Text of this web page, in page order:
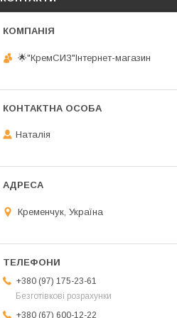
🌟"КремСИЗ"Інтернет-магазин
Наталія
Кременчук, Україна
+380 (97) 175-23-61
Безготівкові розрахунки
+380 (67) 600-12-22